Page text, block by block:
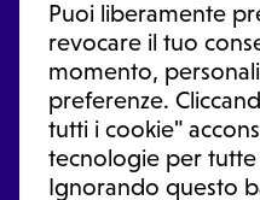
Puoi liberamente
revocare il tuo
momento,
preferenze.
tutti i cookie"
tecnologie per tutte
Ignorando questo
sospensione di un farmaco
medicina
Condizioni di utilizzo|
Ⓒ 2026 |